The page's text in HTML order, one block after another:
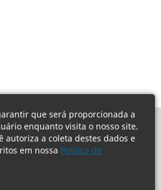
que será proporcionada a
enquanto visita o nosso site.
autoriza a coleta destes dados e
em nossa Política de